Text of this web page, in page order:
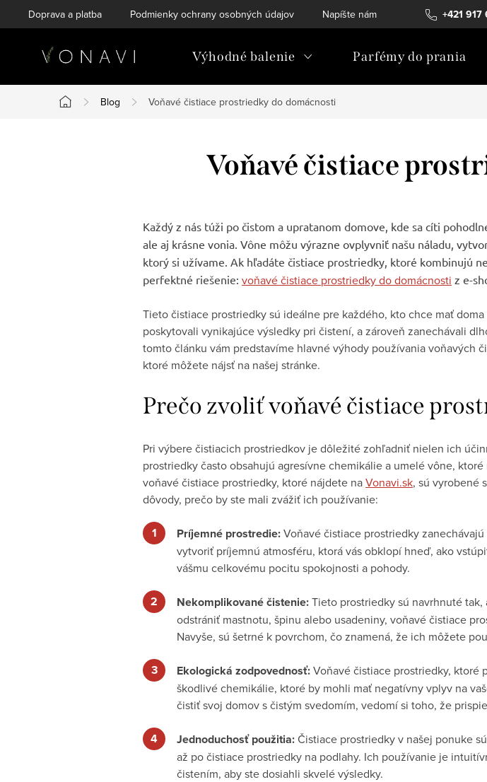
na
+421
Doprava a platba Podmienky ochrany osobných údajov Napíšte nám Všeobecné
Výhodné balenie Parfémy do prania
Domov
Blog Voňavé čistiace prostriedky do domácnosti
Voňavé čistiace
Každý z nás túži po čistom a upratanom domove, kde sa cíti
ale aj krásne vonia. Vône môžu výrazne ovplyvniť našu náladu,
ktorý si užívame. Ak hľadáte čistiace prostriedky, ktoré kombinujú
perfektné riešenie: voňavé čistiace prostriedky do domácnosti z e-
Tieto čistiace prostriedky sú ideálne pre každého, kto chce mať
poskytovali vynikajúce výsledky pri čistení, a zároveň zanechávali
tomto článku vám predstavíme hlavné výhody používania voňavých
ktoré môžete nájsť na našej stránke.
Prečo zvoliť voňavé čistiace
Pri výbere čistiacich prostriedkov je dôležité zohľadniť nielen ich
prostriedky často obsahujú agresívne chemikálie a umelé vône,
voňavé čistiace prostriedky, ktoré nájdete naVonavi.sk, sú vyrobené
dôvody, prečo by ste mali zvážiť ich používanie:
Príjemné prostredie:Voňavé čistiace prostriedky
vytvoriť príjemnú atmosféru, ktorá vás obklopí hneď, ako
vášmu celkovému pocitu spokojnosti a pohody.
Nekomplikované čistenie:Tieto prostriedky sú navrhnuté
odstrániť mastnotu, špinu alebo usadeniny, voňavé čistiace
Navyše, sú šetrné k povrchom, čo znamená, že ich môžete
Ekologická zodpovednosť:Voňavé čistiace prostriedky, ktoré
škodlivé chemikálie, ktoré by mohli mať negatívny vplyv na
čistiť svoj domov s čistým svedomím, vedomí si toho, že
Jednoduchosť použitia:Čistiace prostriedky v našej ponuke
až po čistiace prostriedky na podlahy. Ich používanie je
čistením, aby ste dosiahli skvelé výsledky.